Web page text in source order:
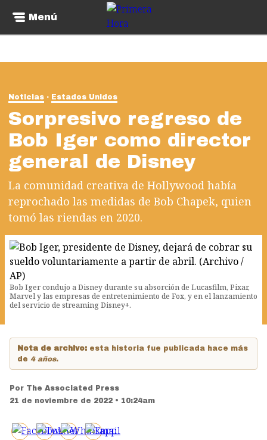
Menú
Noticias Estados Unidos
Sorpresivo regreso de
Bob Iger como director
general de Disney
La comunidad creativa de Hollywood había
reprochado las medidas de Bob Chapek, quien
tomó las riendas en 2020.
Bob Iger condujo a Disney durante su absorción de Lucasfilm, Pixar,
Marvel y las empresas de entretenimiento de Fox, y en el lanzamiento
del servicio de streaming Disney+.
Nota de archivo: esta historia fue publicada hace más
de 4 años.
Por The Associated Press
21 de noviembre de 2022 • 10:24am